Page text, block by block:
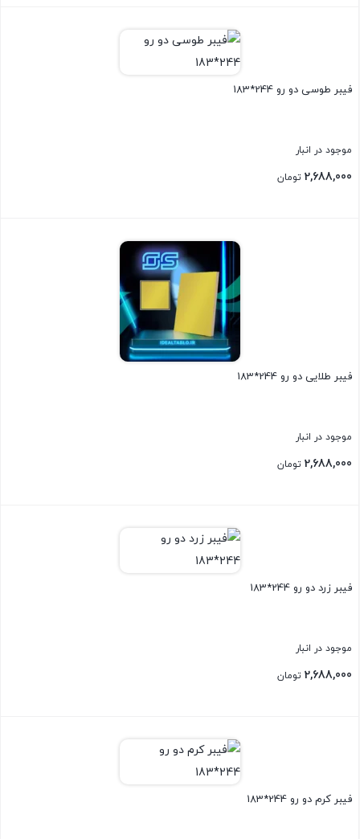
فیبر طوسی دو رو 244*183
موجود در انبار
2,688,000 تومان
فیبر طلایی دو رو 244*183
موجود در انبار
2,688,000 تومان
فیبر زرد دو رو 244*183
موجود در انبار
2,688,000 تومان
فیبر کرم دو رو 244*183